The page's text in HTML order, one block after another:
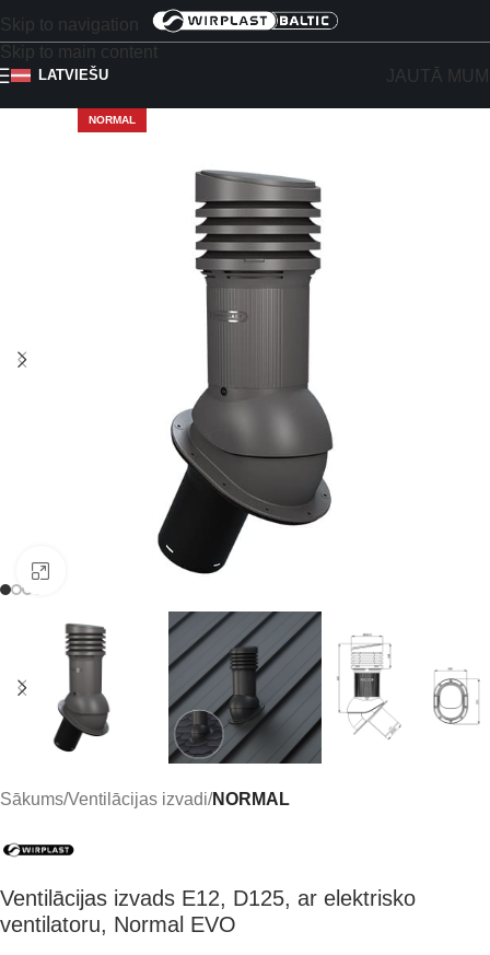
Skip to navigation
Skip to main content
LATVIEŠU JAUTĀ
NORMAL
Click to enlarge
Sākums Ventilācijas izvadi NORMAL
Ventilācijas izvads E12, D125, ar elektrisko
ventilatoru, Normal EVO